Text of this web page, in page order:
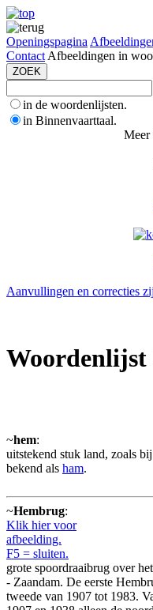
Openingspagina
Contact Afbeeldingen in
in de woordenlijsten.
in Binnenvaarttaal.
Meer
Aanvullingen en correcties
Woordenlijst
~hem:
uitstekend stuk land, zoals
bekend als ham.
~Hembrug:
Klik hier voor
afbeelding.
F5 = sluiten.
grote spoordraaibrug over
- Zaandam. De eerste
tweede van 1907 tot 1983.